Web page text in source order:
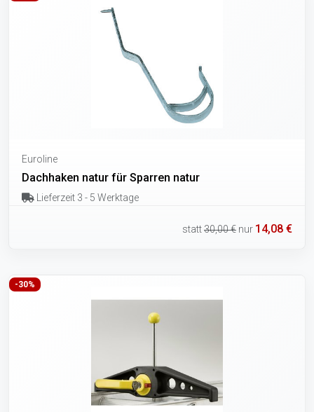
Euroline
Dachhaken natur für Sparren natur
Lieferzeit 3 - 5 Werktage
statt30,00 € nur 14,08 €
-30%